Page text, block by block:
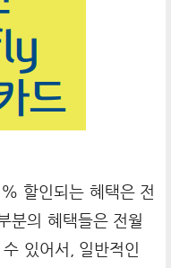
할인되는 혜택은 전
분의 혜택들은 전월
있어서, 일반적인